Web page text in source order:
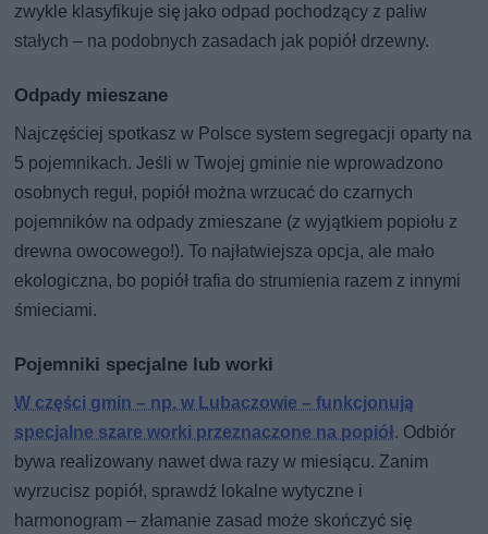
zwykle klasyfikuje się jako odpad pochodzący z paliw
stałych – na podobnych zasadach jak popiół drzewny.
Odpady mieszane
Najczęściej spotkasz w Polsce system segregacji oparty na
5 pojemnikach. Jeśli w Twojej gminie nie wprowadzono
osobnych reguł, popiół można wrzucać do czarnych
pojemników na odpady zmieszane (z wyjątkiem popiołu z
drewna owocowego!). To najłatwiejsza opcja, ale mało
ekologiczna, bo popiół trafia do strumienia razem z innymi
śmieciami.
Pojemniki specjalne lub worki
W części gmin – np. w Lubaczowie – funkcjonują
specjalne szare worki przeznaczone na popiół. Odbiór
bywa realizowany nawet dwa razy w miesiącu. Zanim
wyrzucisz popiół, sprawdź lokalne wytyczne i
harmonogram – złamanie zasad może skończyć się